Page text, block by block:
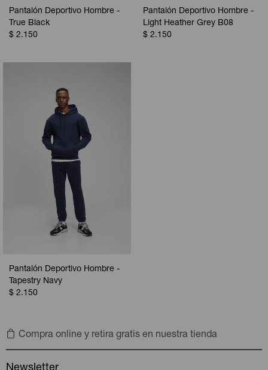
Pantalón Deportivo Hombre -
True Black
$ 2.150
Pantalón Deportivo Hombre -
Light Heather Grey B08
$ 2.150
Pantalón Deportivo Hombre -
Tapestry Navy
$ 2.150
Compra online y retira gratis en nuestra tienda